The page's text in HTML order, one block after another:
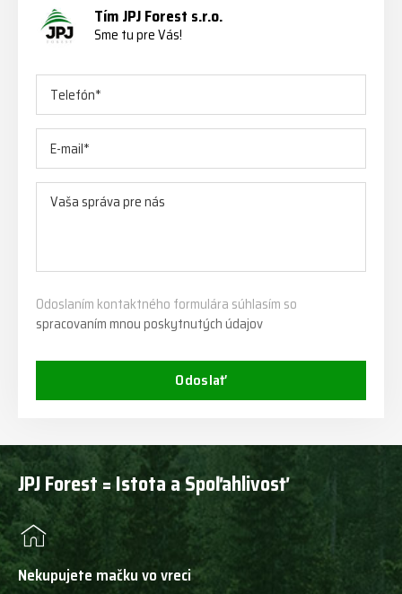
Tím JPJ Forest s.r.o.
Sme tu pre Vás!
Odoslaním kontaktného formulára súhlasím so
spracovaním mnou poskytnutých údajov
Odoslať
JPJ Forest = Istota a Spoľahlivosť
Nekupujete mačku vo vreci